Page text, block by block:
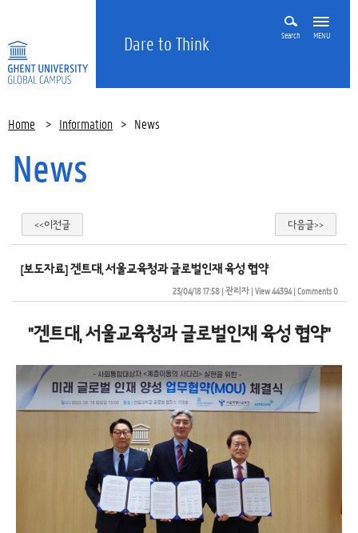
Dare to Think Search MENU
Home > Information > News
News
<<이전글 다음글>>
[보도자료] 겐트대, 서울교육청과 글로벌인재 육성 협약
23/04/18 17:58| 관리자| View 44394| Comments 0
"겐트대, 서울교육청과 글로벌인재 육성 협약"